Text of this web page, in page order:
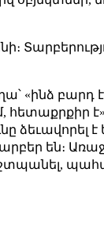
«ինձ բարդ
է
են։